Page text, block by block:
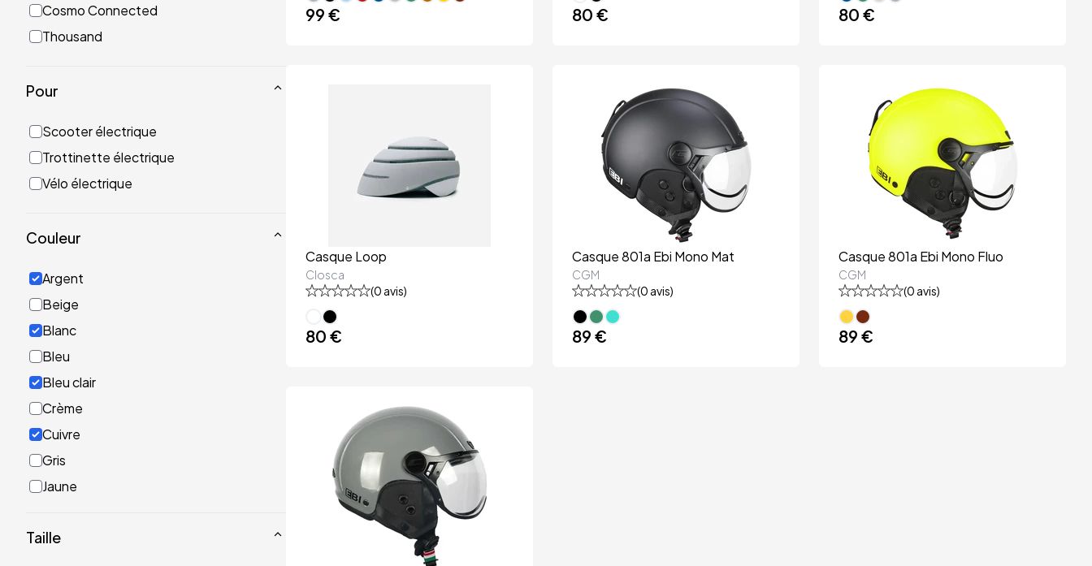
Cosmo Connected
Thousand
Pour
Scooter électrique
Trottinette électrique
Vélo électrique
Couleur
Argent
Beige
Blanc
Bleu
Bleu clair
Crème
Cuivre
Gris
Jaune
Or
Taille
99 € 80 € 80 €
Casque Loop
Closca
(0 avis)
80 €
Casque 801a Ebi Mono Mat
CGM
(0 avis)
89 €
Casque 801a Ebi Mono Fluo
CGM
(0 avis)
89 €